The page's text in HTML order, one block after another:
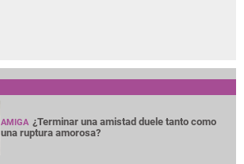
AMIGA ¿Terminar una amistad duele tanto como
una ruptura amorosa?